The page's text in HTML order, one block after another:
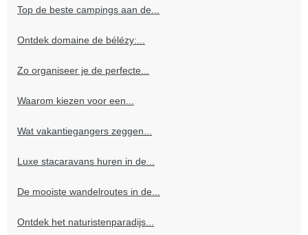
Top de beste campings aan de...
Ontdek domaine de bélézy:...
Zo organiseer je de perfecte...
Waarom kiezen voor een...
Wat vakantiegangers zeggen...
Luxe stacaravans huren in de...
De mooiste wandelroutes in de...
Ontdek het naturistenparadijs...